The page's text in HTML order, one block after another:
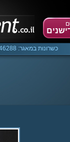
כשרונות במאגר: 46288
Creating